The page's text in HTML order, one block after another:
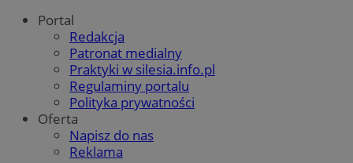
Portal
Redakcja
Patronat medialny
Praktyki w silesia.info.pl
Regulaminy portalu
Polityka prywatności
Oferta
Napisz do nas
Reklama